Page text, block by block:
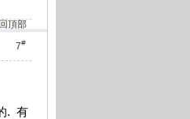
頂部
7#
. 有